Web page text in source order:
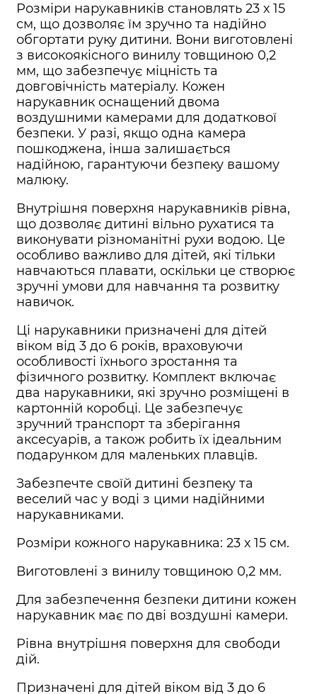
Розміри нарукавників становлять 23 х 15
см, що дозволяє їм зручно та надійно
обгортати руку дитини. Вони виготовлені
з високоякісного винилу товщиною 0,2
мм, що забезпечує міцність та
довговічність матеріалу. Кожен
нарукавник оснащений двома
воздушними камерами для додаткової
безпеки. У разі, якщо одна камера
пошкоджена, інша залишається
надійною, гарантуючи безпеку вашому
малюку.
Внутрішня поверхня нарукавників рівна,
що дозволяє дитині вільно рухатися та
виконувати різноманітні рухи водою. Це
особливо важливо для дітей, які тільки
навчаються плавати, оскільки це створює
зручні умови для навчання та розвитку
навичок.
Ці нарукавники призначені для дітей
віком від 3 до 6 років, враховуючи
особливості їхнього зростання та
фізичного розвитку. Комплект включає
два нарукавники, які зручно розміщені в
картонній коробці. Це забезпечує
зручний транспорт та зберігання
аксесуарів, а також робить їх ідеальним
подарунком для маленьких плавців.
Забезпечте своїй дитині безпеку та
веселий час у воді з цими надійними
нарукавниками.
Розміри кожного нарукавника: 23 х 15 см.
Виготовлені з винилу товщиною 0,2 мм.
Для забезпечення безпеки дитини кожен
нарукавник має по дві воздушні камери.
Рівна внутрішня поверхня для свободи
дій.
Призначені для дітей віком від 3 до 6